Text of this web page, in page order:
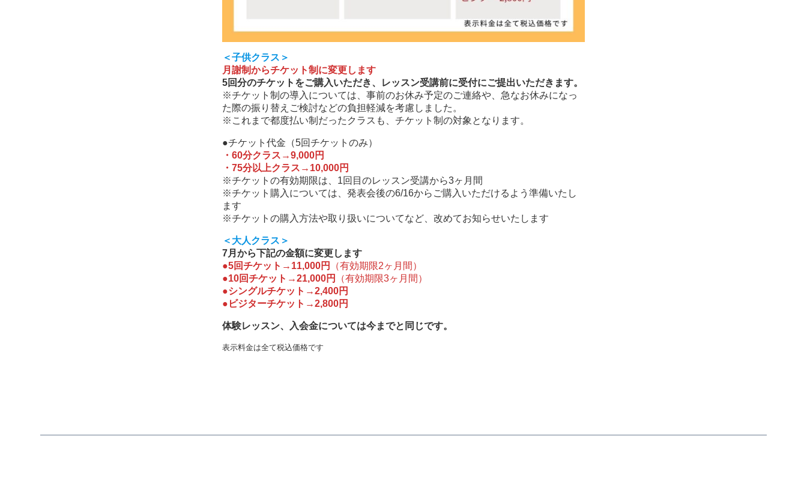
＜子供クラス＞
月謝制からチケット制に変更します
5回分のチケットをご購入いただき、レッスン受講前に受付にご提出いただきます。
※チケット制の導入については、事前のお休み予定のご連絡や、急なお休みになっ
た際の振り替えご検討などの負担軽減を考慮しました。
※これまで都度払い制だったクラスも、チケット制の対象となります。
●チケット代金（5回チケットのみ）
・60分クラス→9,000円
・75分以上クラス→10,000円
※チケットの有効期限は、1回目のレッスン受講から3ヶ月間
※チケット購入については、発表会後の6/16からご購入いただけるよう準備いたし
ます
※チケットの購入方法や取り扱いについてなど、改めてお知らせいたします
＜大人クラス＞
7月から下記の金額に変更します
●5回チケット→11,000円
（有効期限2ヶ月間）
●10回チケット→21,000円
（有効期限3ヶ月間）
●シングルチケット→2,400円
●ビジターチケット→2,800円
体験レッスン、入会金については今までと同じです。
表示料金は全て税込価格です